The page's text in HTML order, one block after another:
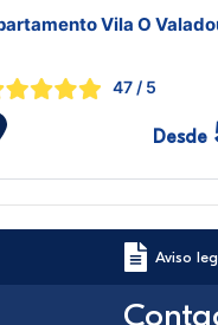
Vila O
47 / 5
Desde
Aviso